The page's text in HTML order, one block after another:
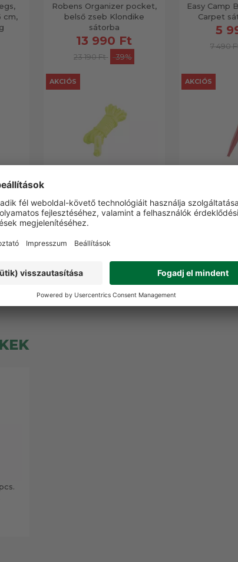
cm,
Robens Organizer pocket,
belső zseb Klondike
sátorba
13 990 Ft
23 190 Ft -39%
Easy Camp
Carpet
5
7 490
zsinór, 4 x 4 m, 4 db
AKCIÓS
1 949 Ft
AKCIÓS
2